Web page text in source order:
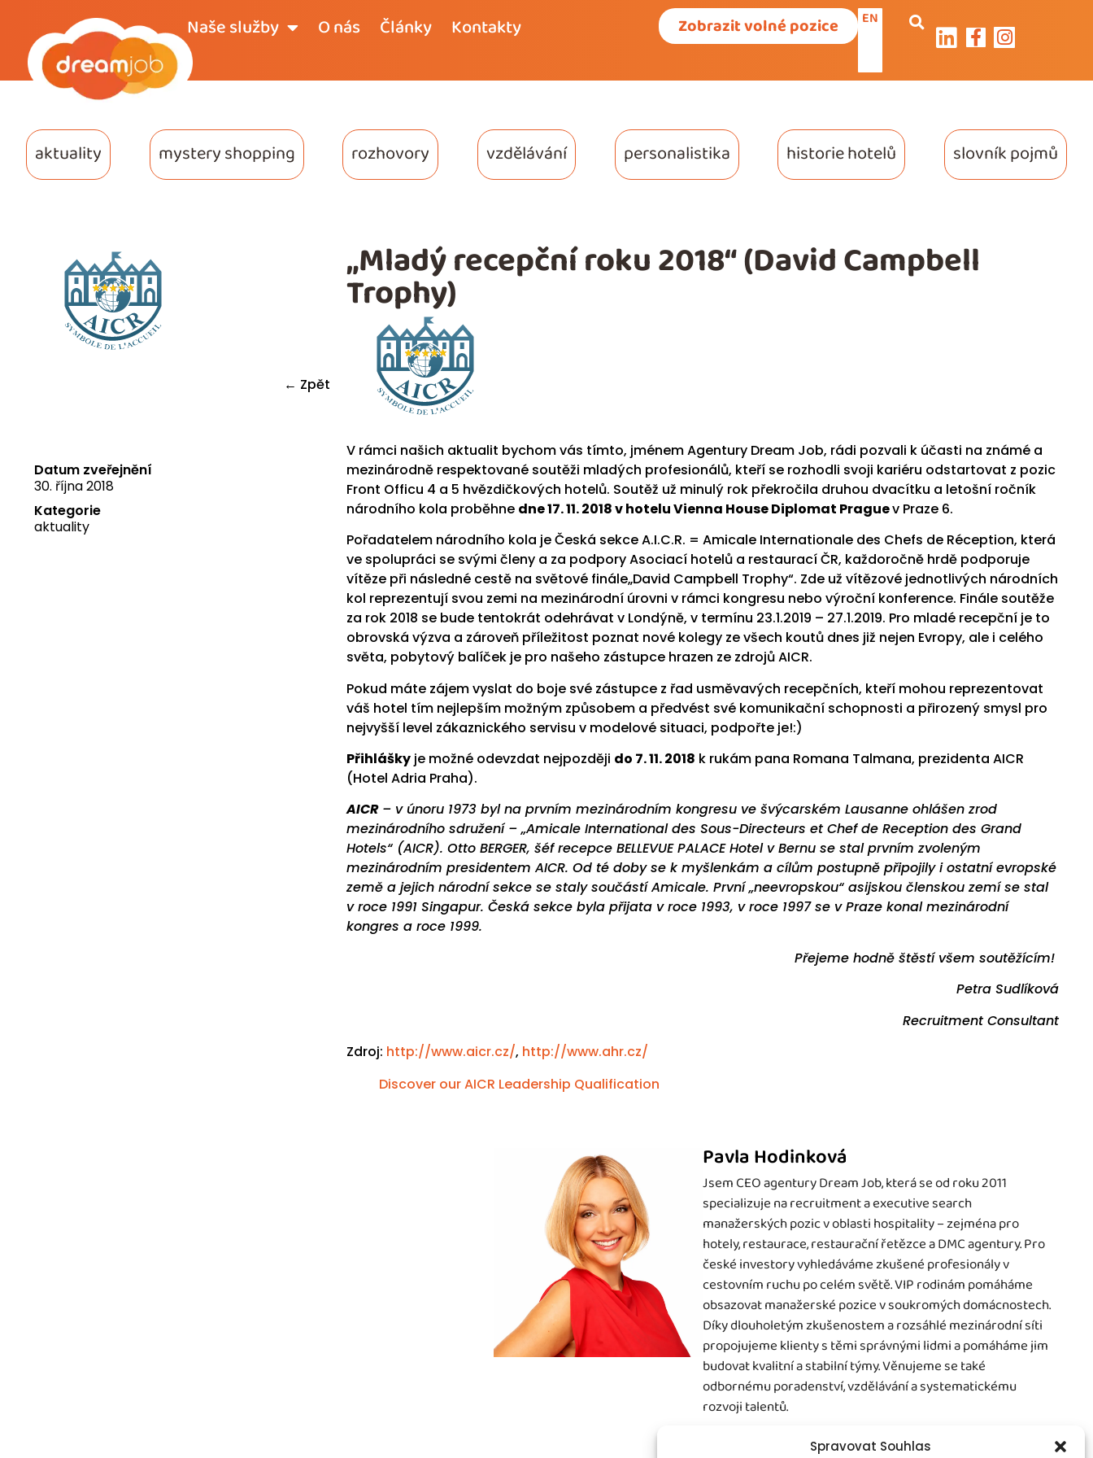
Spravovat Souhlas
Naše služby O nás Články Kontakty Zobrazit volné pozice EN
aktuality mystery shopping rozhovory vzdělávání personalistika historie hotelů slovník pojmů
← Zpět
Datum zveřejnění
30. října 2018
Kategorie
aktuality
V rámci našich aktualit bychom vás tímto, jménem Agentury Dream Job, rádi pozvali k účasti na známé a
mezinárodně respektované soutěži mladých profesionálů, kteří se rozhodli svoji kariéru odstartovat z pozic
Front Officu 4 a 5 hvězdičkových hotelů. Soutěž už minulý rok překročila druhou dvacítku a letošní ročník
národního kola proběhne dne17. 11. 2018 v hotelu Vienna House Diplomat Praguev Praze 6.
Pořadatelem národního kola je Česká sekce A.I.C.R. = Amicale Internationale des Chefs de Réception, která
ve spolupráci se svými členy a za podpory Asociací hotelů a restaurací ČR, každoročně hrdě podporuje
vítěze při následné cestě na světové finále„David Campbell Trophy“. Zde už vítězové jednotlivých národních
kol reprezentují svou zemi na mezinárodní úrovni v rámci kongresu nebo výroční konference. Finále soutěže
za rok 2018 se bude tentokrát odehrávat v Londýně, v termínu 23.1.2019 – 27.1.2019. Pro mladé recepční je to
obrovská výzva a zároveň příležitost poznat nové kolegy ze všech koutů dnes již nejen Evropy, ale i celého
světa, pobytový balíček je pro našeho zástupce hrazen ze zdrojů AICR.
Pokud máte zájem vyslat do boje své zástupce z řad usměvavých recepčních, kteří mohou reprezentovat
váš hotel tím nejlepším možným způsobem a předvést své komunikační schopnosti a přirozený smysl pro
nejvyšší level zákaznického servisu v modelové situaci, podpořte je!:)
Přihlášky je možné odevzdat nejpozději do 7. 11. 2018 k rukám pana Romana Talmana, prezidenta AICR
(Hotel Adria Praha).
AICR– vúnoru 1973 byl na prvním mezinárodním kongresu ve švýcarském Lausanne ohlášen zrod
mezinárodního sdružení – „Amicale International des Sous-Directeurs et Chef de Reception des Grand
Hotels“ (AICR). Otto BERGER, šéf recepce BELLEVUE PALACE Hotel v Bernu se stal prvním zvoleným
mezinárodním presidentem AICR. Od té doby se k myšlenkám a cílům postupně připojily i ostatní evropské
země a jejich národní sekce se staly součástí Amicale. První „neevropskou“ asijskou členskou zemí se stal
v roce 1991 Singapur. Česká sekce byla přijata v roce 1993, v roce 1997 se v Praze konal mezinárodní
kongres a roce 1999.
Přejeme hodně štěstí všem soutěžícím!
Petra Sudlíková
Recruitment Consultant
Zdroj: http://www.aicr.cz/, http://www.ahr.cz/
Discover our AICR Leadership Qualification
Pavla Hodinková
Jsem CEO agentury Dream Job, která se od roku 2011
specializuje na recruitment a executive search
manažerských pozic v oblasti hospitality – zejména pro
hotely, restaurace, restaurační řetězce a DMC agentury. Pro
české investory vyhledáváme zkušené profesionály v
cestovním ruchu po celém světě. VIP rodinám pomáháme
obsazovat manažerské pozice v soukromých domácnostech.
Díky dlouholetým zkušenostem a rozsáhlé mezinárodní síti
propojujeme klienty s těmi správnými lidmi a pomáháme jim
budovat kvalitní a stabilní týmy. Věnujeme se také
odbornému poradenství, vzdělávání a systematickému
rozvoji talentů.
„Mladý recepční roku 2018“ (David Campbell
Trophy)